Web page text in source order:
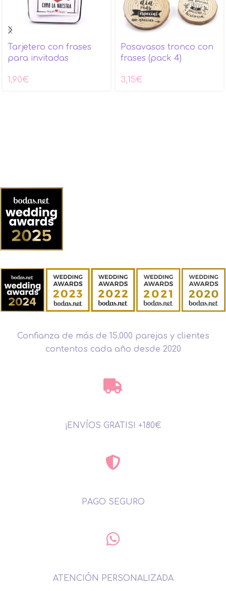
Tarjetero con frases
para invitadas
1,90€
Posavasos tronco con
frases (pack 4)
3,15€
Confianza de más de 15.000 parejas y clientes
contentos cada año desde 2020
¡ENVÍOS GRATIS! +180€
PAGO SEGURO
ATENCIÓN PERSONALIZADA